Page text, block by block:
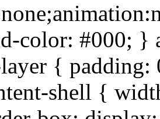
color: #000;
{ padding:
shell {